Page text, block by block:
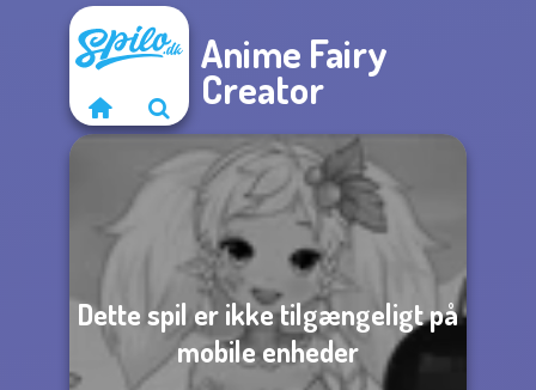
Anime Fairy
Creator
Dette spil er ikke tilgængeligt på
mobile enheder